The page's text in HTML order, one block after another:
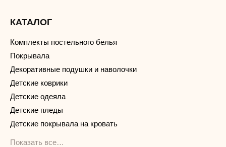
КАТАЛОГ
Комплекты постельного белья
Покрывала
Декоративные подушки и наволочки
Детские коврики
Детские одеяла
Детские пледы
Детские покрывала на кровать
Показать все…